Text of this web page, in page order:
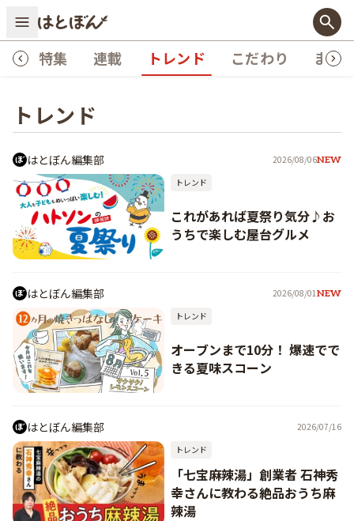
特集 連載 トレンド こだわり まめ
トレンド
はとぼん編集部 2026/08/06NEW
トレンド
これがあれば夏祭り気分♪お
うちで楽しむ屋台グルメ
はとぼん編集部 2026/08/01NEW
トレンド
オーブンまで10分！ 爆速でで
きる夏味スコーン
はとぼん編集部
2026/07/16
トレンド
「七宝麻辣湯」創業者 石神秀
幸さんに教わる絶品おうち麻
辣湯